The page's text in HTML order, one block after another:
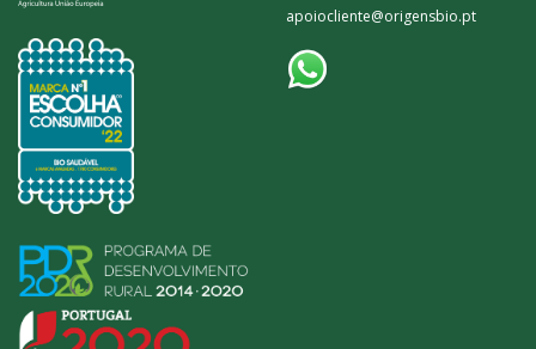
apoiocliente@origensbio.pt